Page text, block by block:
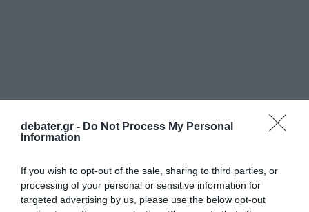
debater.gr - Do Not Process My Personal
Information
If you wish to opt-out of the sale, sharing to third parties, or
processing of your personal or sensitive information for
targeted advertising by us, please use the below opt-out